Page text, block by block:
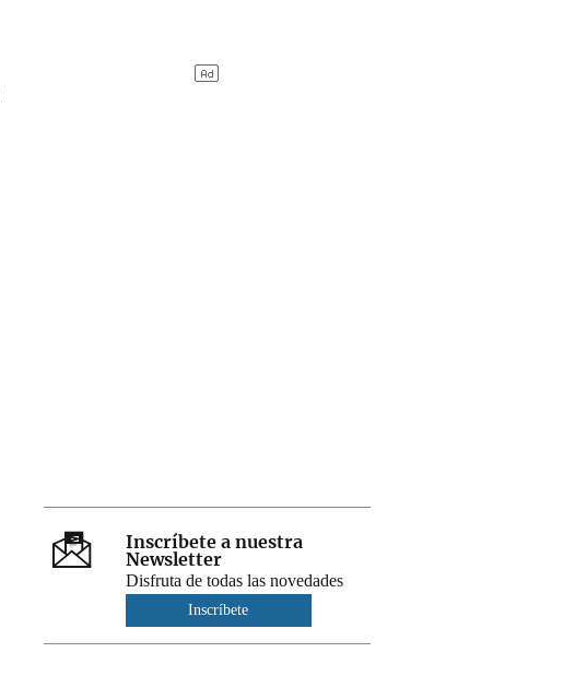
Inscríbete a nuestra
Newsletter
Disfruta de todas las novedades
Inscríbete